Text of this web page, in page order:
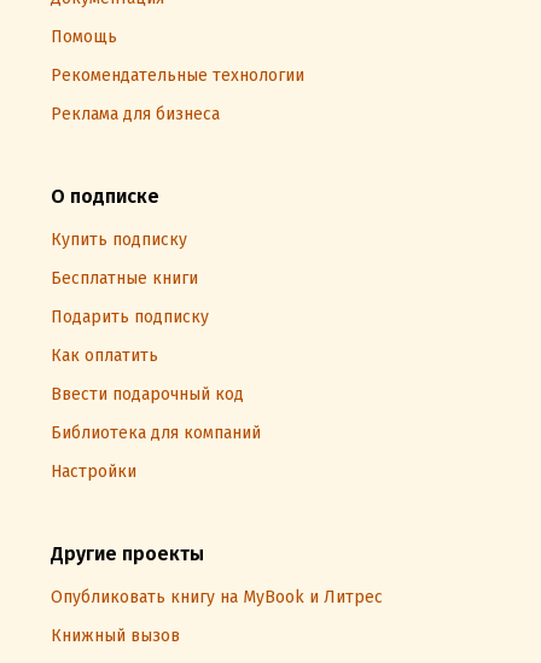
Помощь
Рекомендательные технологии
Реклама для бизнеса
О подписке
Купить подписку
Бесплатные книги
Подарить подписку
Как оплатить
Ввести подарочный код
Библиотека для компаний
Настройки
Другие проекты
Опубликовать книгу на MyBook и Литрес
Книжный вызов